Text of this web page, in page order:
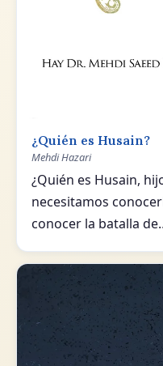
¿Quién es Husain?
Mehdi Hazari
¿Quién es Husain,
necesitamos
conocer la batalla